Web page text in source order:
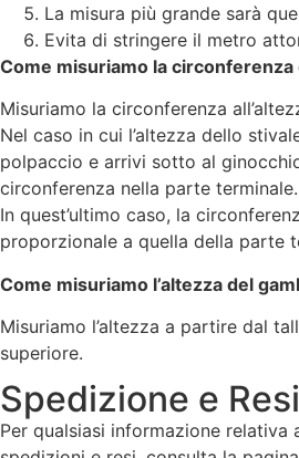
La misura più grande sarà
Evita di stringere il metro
Come misuriamo la circonferenza
Misuriamo la circonferenza
Nel caso in cui l’altezza dello
polpaccio e arrivi sotto al
circonferenza nella parte terminale.
In quest’ultimo caso, la
proporzionale a quella della parte
Come misuriamo l’altezza del
Misuriamo l’altezza a partire dal
superiore.
Spedizione e Resi
Per qualsiasi informazione relativa